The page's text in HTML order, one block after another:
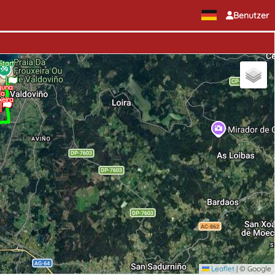
Benutzer
Leaflet | © Google